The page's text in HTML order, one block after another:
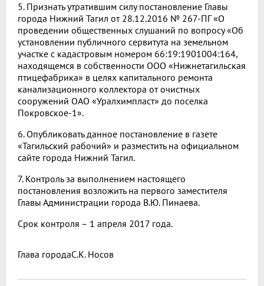
5. Признать утратившим силу постановление Главы
города Нижний Тагил от 28.12.2016 № 267-ПГ «О
проведении общественных слушаний по вопросу «Об
установлении публичного сервитута на земельном
участке с кадастровым номером 66:19:1901004:164,
находящемся в собственности ООО «Нижнетагильская
птицефабрика» в целях капитального ремонта
канализационного коллектора от очистных
сооружений ОАО «Уралхимпласт» до поселка
Покровское-1».
6. Опубликовать данное постановление в газете
«Тагильский рабочий» и разместить на официальном
сайте города Нижний Тагил.
7. Контроль за выполнением настоящего
постановления возложить на первого заместителя
Главы Администрации города В.Ю. Пинаева.
Срок контроля – 1 апреля 2017 года.
Глава городаС.К. Носов